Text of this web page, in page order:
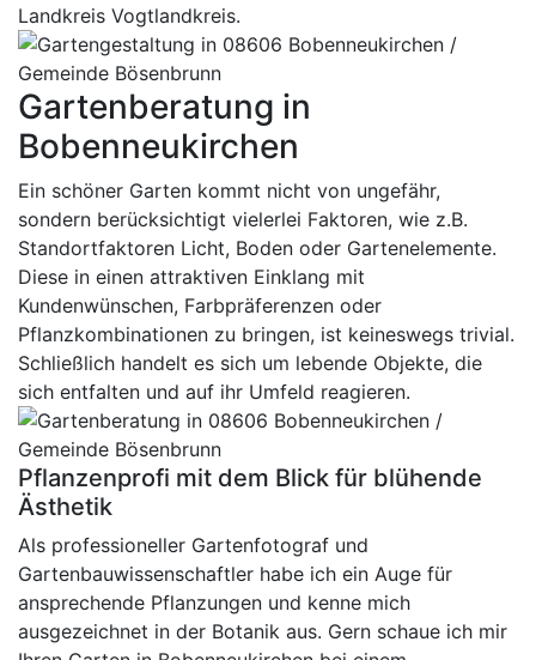
Landkreis Vogtlandkreis.
Gartenberatung in
Bobenneukirchen
Ein schöner Garten kommt nicht von ungefähr,
sondern berücksichtigt vielerlei Faktoren, wie z.B.
Standortfaktoren Licht, Boden oder Gartenelemente.
Diese in einen attraktiven Einklang mit
Kundenwünschen, Farbpräferenzen oder
Pflanzkombinationen zu bringen, ist keineswegs trivial.
Schließlich handelt es sich um lebende Objekte, die
sich entfalten und auf ihr Umfeld reagieren.
Pflanzenprofi mit dem Blick für blühende
Ästhetik
Als professioneller Gartenfotograf und
Gartenbauwissenschaftler habe ich ein Auge für
ansprechende Pflanzungen und kenne mich
ausgezeichnet in der Botanik aus. Gern schaue ich mir